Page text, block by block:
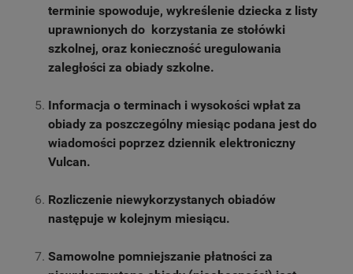
terminie spowoduje, wykreślenie dziecka z listy
uprawnionych do korzystania ze stołówki
szkolnej, oraz konieczność uregulowania
zaległości za obiady szkolne.
Informacja o terminach i wysokości wpłat za
obiady za poszczególny miesiąc podana jest do
wiadomości poprzez dziennik elektroniczny
Vulcan.
Rozliczenie niewykorzystanych obiadów
następuje w kolejnym miesiącu.
Samowolne pomniejszanie płatności za